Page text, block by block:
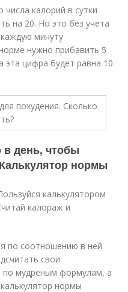
калорий в сутки
на 20. Но это без учета
минуту
нужно прибавить 5
эта цифра будет равна 10
в день, чтобы
нормы
калькулятором
калораж и
по соотношению в ней
свои
по мудрёным формулам, а
нормы